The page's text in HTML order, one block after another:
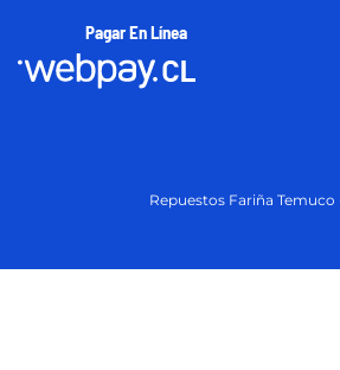
Pagar En Línea
Repuestos Fariña Temuco